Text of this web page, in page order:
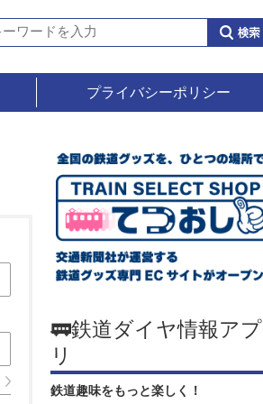
プライバシーポリシー
🚃鉄道ダイヤ情報アプ
リ
鉄道趣味をもっと楽しく！